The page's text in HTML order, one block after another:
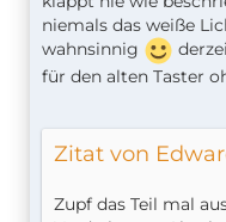
niemals das weiße
wahnsinnig
für den alten Taster
Zitat von
Zupf das Teil mal